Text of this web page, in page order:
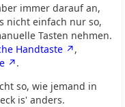
immer darauf an,
nicht einfach nur so,
Tasten nehmen.
Handtaste
,
.
so, wie jemand in
is' anders.